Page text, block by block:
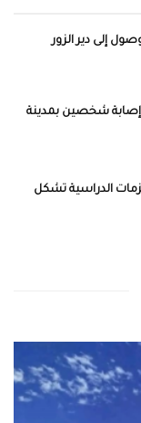
إلى دير الزور
شخصين بمدينة
الدراسية تشكل